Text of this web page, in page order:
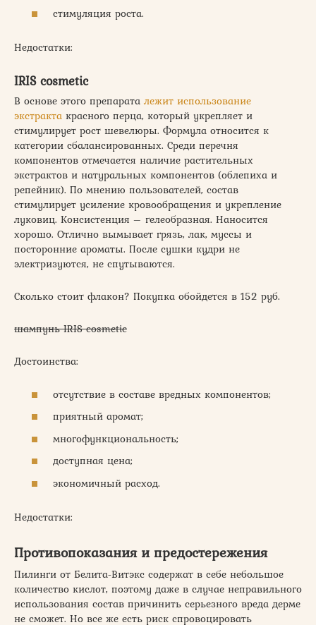
стимуляция роста.
Недостатки:
IRIS cosmetic
В основе этого препарата лежит использование
экстракта красного перца, который укрепляет и
стимулирует рост шевелюры. Формула относится к
категории сбалансированных. Среди перечня
компонентов отмечается наличие растительных
экстрактов и натуральных компонентов (облепиха и
репейник). По мнению пользователей, состав
стимулирует усиление кровообращения и укрепление
луковиц. Консистенция – гелеобразная. Наносится
хорошо. Отлично вымывает грязь, лак, муссы и
посторонние ароматы. После сушки кудри не
электризуются, не спутываются.
Сколько стоит флакон? Покупка обойдется в 152 руб.
шампунь IRIS cosmetic
Достоинства:
отсутствие в составе вредных компонентов;
приятный аромат;
многофункциональность;
доступная цена;
экономичный расход.
Недостатки:
Противопоказания и предостережения
Пилинги от Белита-Витэкс содержат в себе небольшое
количество кислот, поэтому даже в случае неправильного
использования состав причинить серьезного вреда дерме
не сможет. Но все же есть риск спровоцировать